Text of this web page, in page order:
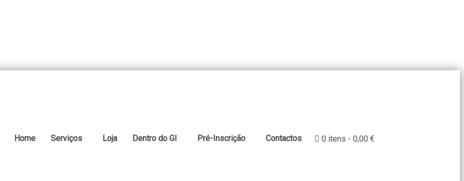
Home Serviços Loja Dentro do GI Pré-Inscrição Contactos 0 itens 0,00 €